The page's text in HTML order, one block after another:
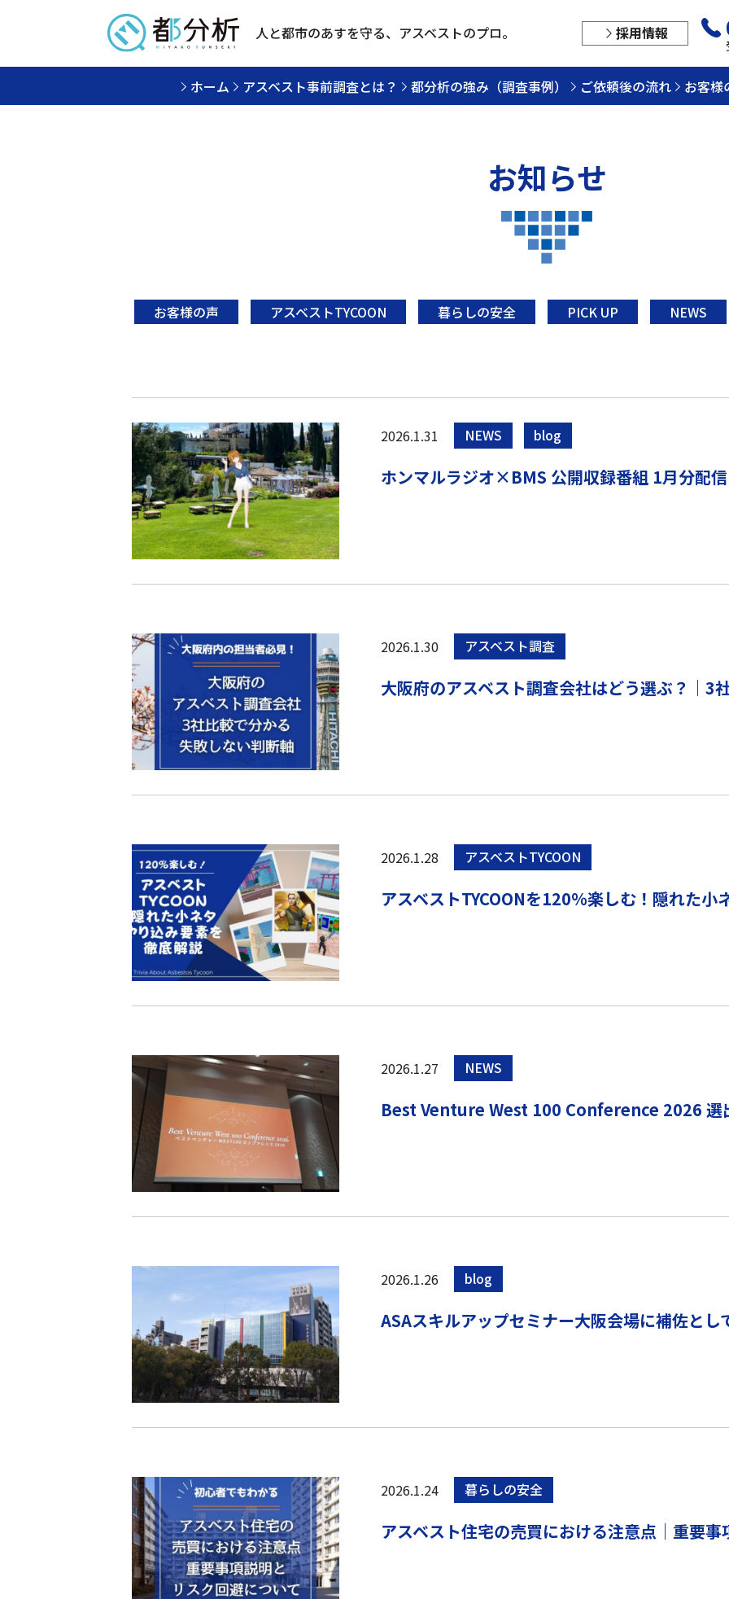
人と都市のあすを守る、 アスベストのプロ。 採用情報
ホーム
アスベスト事前調査とは？ 都分析の強み（調査事例） ご依頼後の流れ お客様
お知らせ
お客様の声 アスベストTYCOON 暮らしの安全 PICK UP NEWS
2026.1.31 NEWS blog
ホンマルラジオ×BMS 公開収録番組 1月分配信
2026.1.30 アスベスト調査
大阪府のアスベスト調査会社はどう選ぶ？｜3
2026.1.28 アスベストTYCOON
アスベストTYCOONを120％楽しむ！隠れた
2026.1.27 NEWS
Best Venture West 100 Conference 2026 選
2026.1.26 blog
ASAスキルアップセミナー大阪会場に補佐とし
2026.1.24 暮らしの安全
アスベスト住宅の売買における注意点｜重要